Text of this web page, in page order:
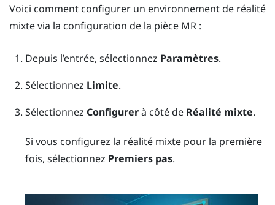
Voici comment configurer un environnement de réalité
mixte via la configuration de la pièce MR :
Depuis l’entrée, sélectionnez Paramètres.
Sélectionnez Limite.
Sélectionnez Configurerà côté de Réalité mixte.
Si vous configurez la réalité mixte pour la première
fois, sélectionnez Premiers pas.